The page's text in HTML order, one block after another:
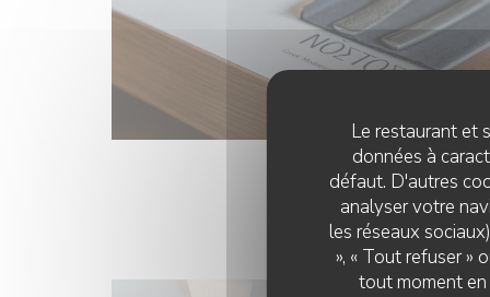
Le restaurant et
données à
défaut. D'autres
analyser votre
les réseaux
», « Tout refuser »
tout moment